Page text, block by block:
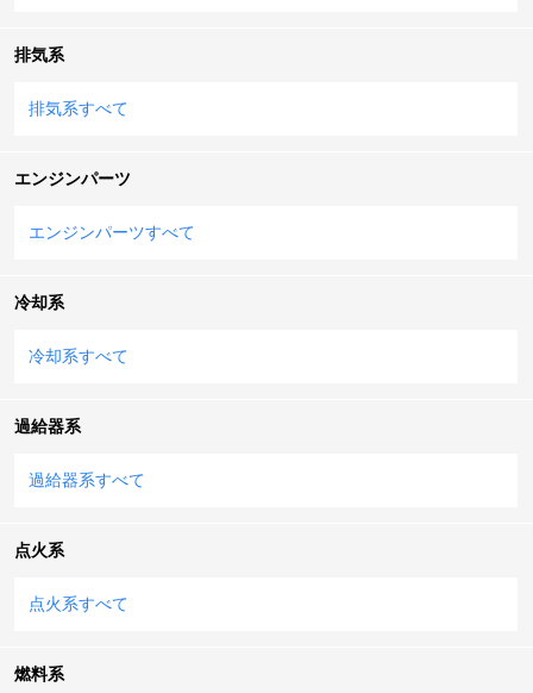
排気系
排気系すべて
エンジンパーツ
エンジンパーツすべて
冷却系
冷却系すべて
過給器系
過給器系すべて
点火系
点火系すべて
燃料系